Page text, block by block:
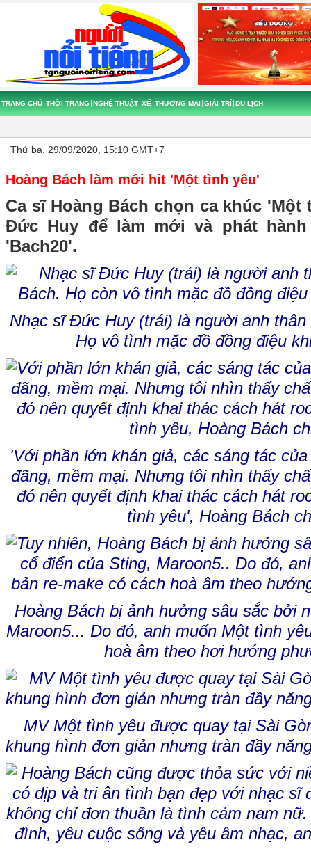
TRANG CHỦ THỜI TRANG NGHỆ THUẬT XẾ THƯƠNG MẠI GIẢI TRÍ DU LỊCH
Thứ ba, 29/09/2020, 15:10 GMT+7
Hoàng Bách làm mới hit 'Một tình yêu'
Ca sĩ Hoàng Bách chọn ca khúc
Đức Huy để làm mới và phát
'Bach20'.
Nhạc sĩ Đức Huy (trái) là người anh
Họ vô tình mặc đồ đồng điệu
'Với phần lớn khán giả, các sáng tác
đãng, mềm mại. Nhưng tôi nhìn thấy
đó nên quyết định khai thác cách hát
tình yêu', Hoàng Bách
Hoàng Bách bị ảnh hưởng sâu sắc bởi
Maroon5... Do đó, anh muốn Một tình
hoà âm theo hơi hướng
MV Một tình yêu được quay tại Sài
khung hình đơn giản nhưng tràn đầy